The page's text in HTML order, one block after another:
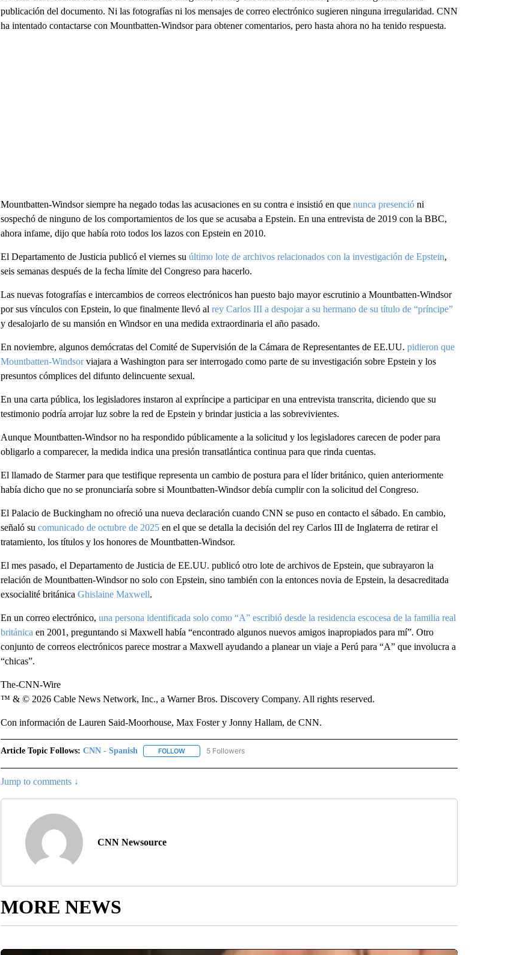
publicación del documento. Ni las fotografías ni los mensajes de correo electrónico sugieren ninguna irregularidad. CNN
ha intentado contactarse con Mountbatten-Windsor para obtener comentarios, pero hasta ahora no ha tenido respuesta.
Mountbatten-Windsor siempre ha negado todas las acusaciones en su contra e insistió en que nunca presencióni
sospechó de ninguno de los comportamientos de los que se acusaba a Epstein. En una entrevista de 2019 con la BBC,
ahora infame, dijo que había roto todos los lazos con Epstein en 2010.
El Departamento de Justicia publicó el viernes su último lote de archivos relacionados con la investigación de Epstein,
seis semanas después de la fecha límite del Congreso para hacerlo.
Las nuevas fotografías e intercambios de correos electrónicos han puesto bajo mayor escrutinio a Mountbatten-Windsor
por sus vínculos con Epstein, lo que finalmente llevó al rey Carlos III a despojar a su hermano de su título de “príncipe”
y desalojarlo de su mansión en Windsor en una medida extraordinaria el año pasado.
En noviembre, algunos demócratas del Comité de Supervisión de la Cámara de Representantes de EE.UU. pidieron que
Mountbatten-Windsorviajara a Washington para ser interrogado como parte de su investigación sobre Epstein y los
presuntos cómplices del difunto delincuente sexual.
En una carta pública, los legisladores instaron al expríncipe a participar en una entrevista transcrita, diciendo que su
testimonio podría arrojar luz sobre la red de Epstein y brindar justicia a las sobrevivientes.
Aunque Mountbatten-Windsor no ha respondido públicamente a la solicitud y los legisladores carecen de poder para
obligarlo a comparecer, la medida indica una presión transatlántica continua para que rinda cuentas.
El llamado de Starmer para que testifique representa un cambio de postura para el líder británico, quien anteriormente
había dicho que no se pronunciaría sobre si Mountbatten-Windsor debía cumplir con la solicitud del Congreso.
El Palacio de Buckingham no ofreció una nueva declaración cuando CNN se puso en contacto el sábado. En cambio,
señaló su comunicado de octubre de 2025en el que se detalla la decisión del rey Carlos III de Inglaterra de retirar el
tratamiento, los títulos y los honores de Mountbatten-Windsor.
El mes pasado, el Departamento de Justicia de EE.UU. publicó otro lote de archivos de Epstein, que subrayaron la
relación de Mountbatten-Windsor no solo con Epstein, sino también con la entonces novia de Epstein, la desacreditada
exsocialité británica Ghislaine Maxwell.
En un correo electrónico, una persona identificada solo como “A” escribió desde la residencia escocesa de la familia real
británica en 2001, preguntando si Maxwell había “encontrado algunos nuevos amigos inapropiados para mí”. Otro
conjunto de correos electrónicos parece mostrar a Maxwell ayudando a planear un viaje a Perú para “A” que involucra a
“chicas”.
The-CNN-Wire
™ & © 2026 Cable News Network, Inc., a Warner Bros. Discovery Company. All rights reserved.
Con información de Lauren Said-Moorhouse, Max Foster y Jonny Hallam, de CNN.
Article Topic Follows: CNN - Spanish FOLLOWFOLLOW "CNN - SPANISH" TO RECEIVE NOTIFICATIONS ABOUT NEW PAGES ON "CNN - SPANISH".
5 Followers
Jump to comments ↓
CNN Newsource
MORE NEWS